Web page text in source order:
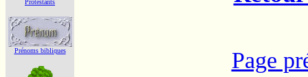
Protestants
Prénoms bibliques Page